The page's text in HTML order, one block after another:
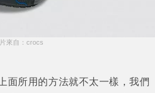
片來自：crocs
面所用的方法就不太一樣，我們